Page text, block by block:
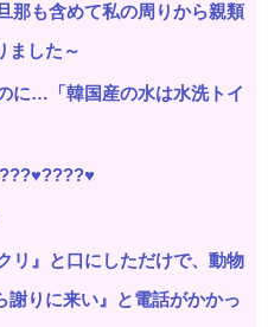
那も含めて私の周りから親類
ました～
に…「韓国産の水は水洗トイ
リ』と口にしただけで、動物
謝りに来い』と電話がかかっ